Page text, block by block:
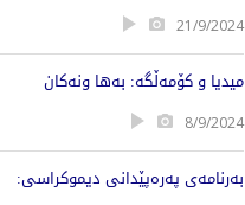
21/9/2024
میدیا و کۆمەڵگە: بەها ونەکان
8/9/2024
بەرنامەی پەرەپێدانی دیموکراسی: